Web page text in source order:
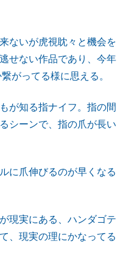
ないが虎視眈々と機会を
せない作品であり、今年
がってる様に思える。
が知る指ナイフ。指の間
シーンで、指の爪が長い
に爪伸びるのが早くなる
現実にある、ハンダゴテ
、現実の理にかなってる